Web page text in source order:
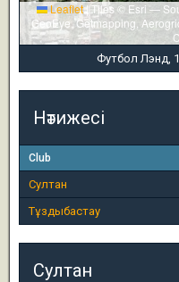
Leaflet|Tiles © Esri —
GeoEye, Getmapping,
Футбол Лэнд,
Нәтижесі
Club
Султан
Тұздыбастау
Султан